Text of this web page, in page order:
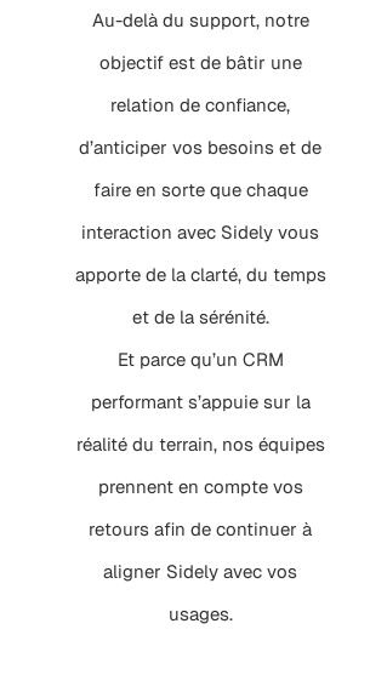
Au-delà du support, notre
objectif est de bâtir une
relation de confiance,
d’anticiper vos besoins et de
faire en sorte que chaque
interaction avec Sidely vous
apporte de la clarté, du temps
et de la sérénité.
Et parce qu’un CRM
performant s’appuie sur la
réalité du terrain, nos équipes
prennent en compte vos
retours afin de continuer à
aligner Sidely avec vos
usages.